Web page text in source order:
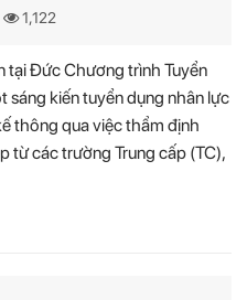
1,122
tại Đức Chương trình Tuyển
sáng kiến tuyển dụng nhân lực
thông qua việc thẩm định
từ các trường Trung cấp (TC),